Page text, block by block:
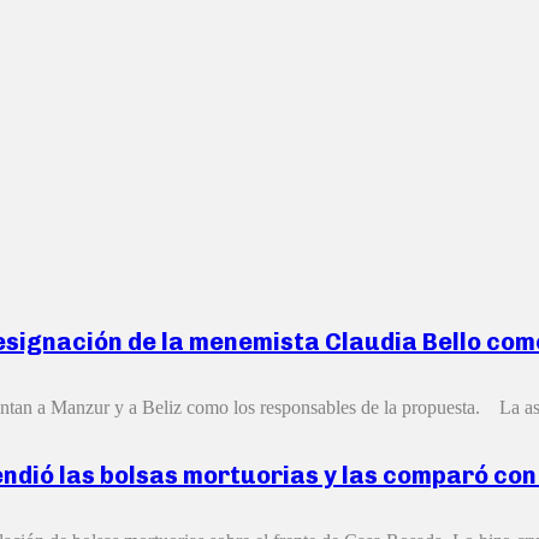
de la menemista Claudia Bello
a Manzur y a Beliz como los responsables de la propuesta. La
las bolsas mortuorias y las comparó con